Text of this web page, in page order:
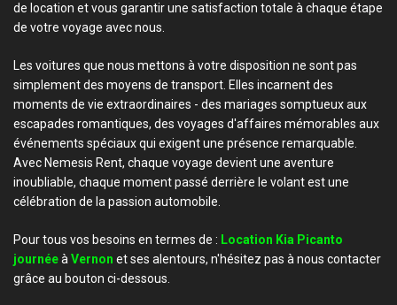
de location et vous garantir une satisfaction totale à chaque étape
de votre voyage avec nous.
Les voitures que nous mettons à votre disposition ne sont pas
simplement des moyens de transport. Elles incarnent des
moments de vie extraordinaires - des mariages somptueux aux
escapades romantiques, des voyages d'affaires mémorables aux
événements spéciaux qui exigent une présence remarquable.
Avec Nemesis Rent, chaque voyage devient une aventure
inoubliable, chaque moment passé derrière le volant est une
célébration de la passion automobile.
Pour tous vos besoins en termes de : Location Kia Picanto
journéeà Vernon et ses alentours, n'hésitez pas à nous contacter
grâce au bouton ci-dessous.